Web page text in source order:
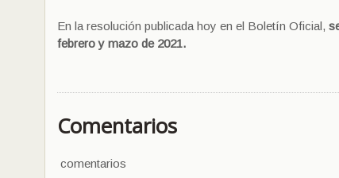
En la resolución publicada hoy en el Boletín Oficial,
febrero y mazo de 2021.
Comentarios
comentarios